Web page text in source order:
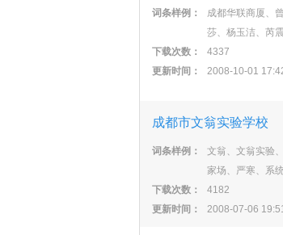
词条样例：
成都华联商厦、
莎、杨玉洁、芮
下载次数：
4337
更新时间：
2008-10-01
成都市文翁实验学校
词条样例：
文翁、文翁实验
家场、严寒、系
下载次数：
4182
更新时间：
2008-07-06